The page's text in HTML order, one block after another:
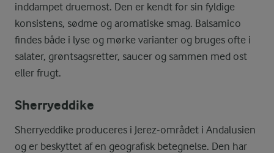
inddampet druemost. Den er kendt for sin fyldige
konsistens, sødme og aromatiske smag. Balsamico
findes både i lyse og mørke varianter og bruges ofte i
salater, grøntsagsretter, saucer og sammen med ost
eller frugt.
Sherryeddike
Sherryeddike produceres i Jerez-området i Andalusien
og er beskyttet af en geografisk betegnelse. Den har